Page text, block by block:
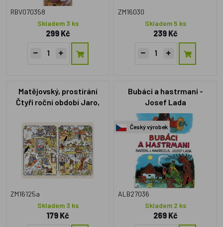
RBV070358
Skladem 3 ks
299 Kč
ZM16030
Skladem 5 ks
239 Kč
Matějovský, prostírání
Čtyři roční období Jaro,
ZM16125a
Skladem 3 ks
179 Kč
Bubáci a hastrmani -
Josef Lada
Český výrobek
ALB27036
Skladem 2 ks
269 Kč